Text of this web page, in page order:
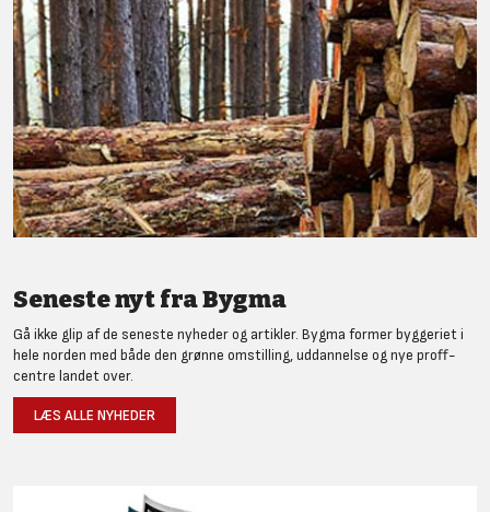
Seneste nyt fra Bygma
Gå ikke glip af de seneste nyheder og artikler. Bygma former byggeriet i
hele norden med både den grønne omstilling, uddannelse og nye proff-
centre landet over.
LÆS ALLE NYHEDER